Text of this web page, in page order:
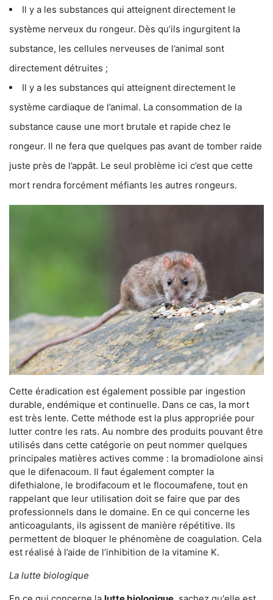
Il y a les substances qui atteignent directement le
système nerveux du rongeur. Dès qu’ils ingurgitent la
substance, les cellules nerveuses de l’animal sont
directement détruites ;
Il y a les substances qui atteignent directement le
système cardiaque de l’animal. La consommation de la
substance cause une mort brutale et rapide chez le
rongeur. Il ne fera que quelques pas avant de tomber raide
juste près de l’appât. Le seul problème ici c’est que cette
mort rendra forcément méfiants les autres rongeurs.
Cette éradication est également possible par ingestion
durable, endémique et continuelle. Dans ce cas, la mort
est très lente. Cette méthode est la plus appropriée pour
lutter contre les rats. Au nombre des produits pouvant être
utilisés dans cette catégorie on peut nommer quelques
principales matières actives comme : la bromadiolone ainsi
que le difenacoum. Il faut également compter la
difethialone, le brodifacoum et le flocoumafene, tout en
rappelant que leur utilisation doit se faire que par des
professionnels dans le domaine. En ce qui concerne les
anticoagulants, ils agissent de manière répétitive. Ils
permettent de bloquer le phénomène de coagulation. Cela
est réalisé à l’aide de l’inhibition de la vitamine K.
La lutte biologique